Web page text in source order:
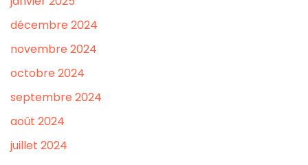
décembre 2024
novembre 2024
octobre 2024
septembre 2024
août 2024
juillet 2024